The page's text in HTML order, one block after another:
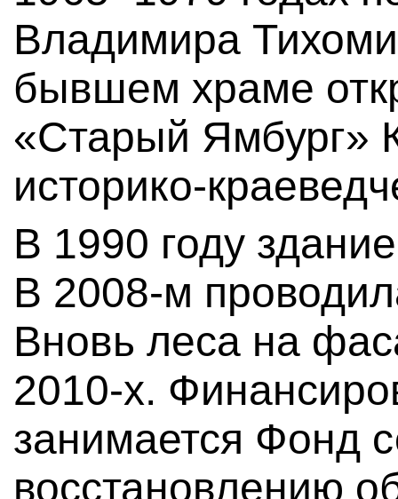
Владимира
бывшем храме
«Старый Ямбург»
историко-
В 1990 году
В 2008-м
Вновь леса на
2010-х.
занимается Фонд
восстановлению